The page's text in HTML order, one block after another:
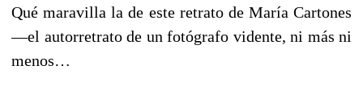
Qué maravilla la de este retrato de María Cartones
––el autorretrato de un fotógrafo vidente, ni más ni
menos…